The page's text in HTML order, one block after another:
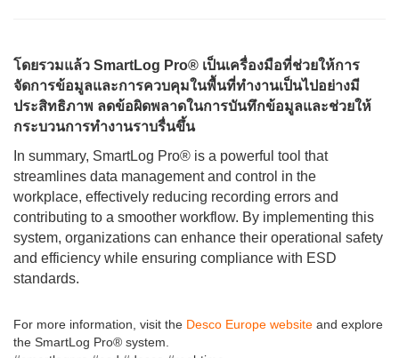
โดยรวมแล้ว SmartLog Pro® เป็นเครื่องมือที่ช่วยให้การ
จัดการข้อมูลและการควบคุมในพื้นที่ทำงานเป็นไปอย่างมี
ประสิทธิภาพ ลดข้อผิดพลาดในการบันทึกข้อมูลและช่วยให้
กระบวนการทำงานราบรื่นขึ้น
In summary, SmartLog Pro® is a powerful tool that
streamlines data management and control in the
workplace, effectively reducing recording errors and
contributing to a smoother workflow. By implementing this
system, organizations can enhance their operational safety
and efficiency while ensuring compliance with ESD
standards.
For more information, visit the Desco Europe website and explore
the SmartLog Pro® system.